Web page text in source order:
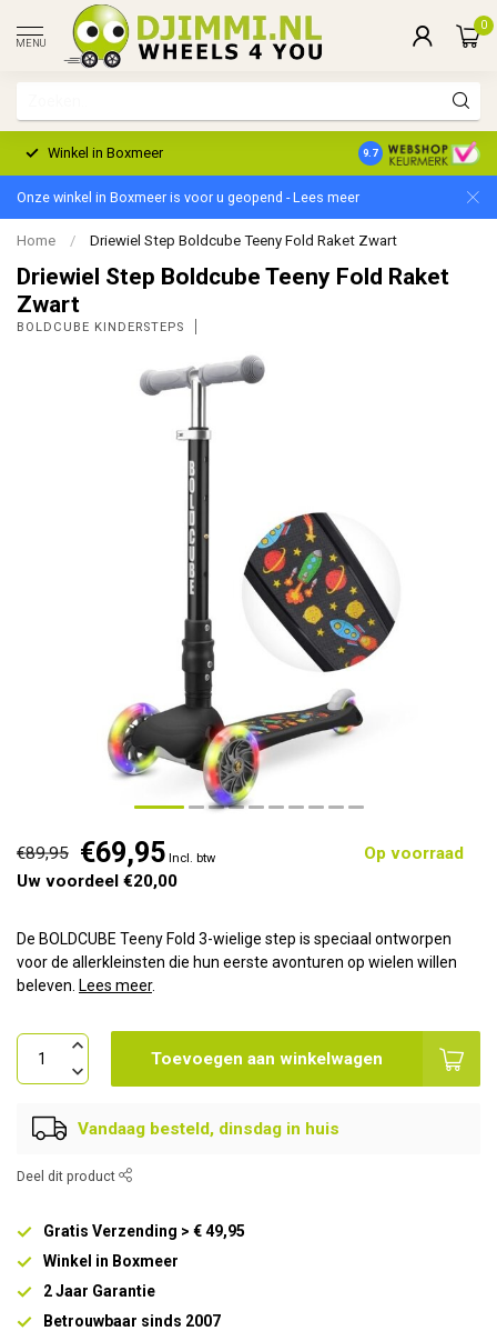
MENU
0
Winkel in Boxmeer 2 Jaar Garantie
9.7
Onze winkel in Boxmeer is voor u geopend - Lees meer
Home / Driewiel Step Boldcube Teeny Fold Raket Zwart
Driewiel Step Boldcube Teeny Fold Raket
Zwart
BOLDCUBE KINDERSTEPS
€89,95 €69,95 Incl. btw
Op voorraad
Uw voordeel €20,00
De BOLDCUBE Teeny Fold 3-wielige step is speciaal ontworpen
voor de allerkleinsten die hun eerste avonturen op wielen willen
beleven. Lees meer.
Toevoegen aan winkelwagen
Vandaag besteld, dinsdag in huis
Deel dit product
Gratis Verzending > € 49,95
Winkel in Boxmeer
2 Jaar Garantie
Betrouwbaar sinds 2007